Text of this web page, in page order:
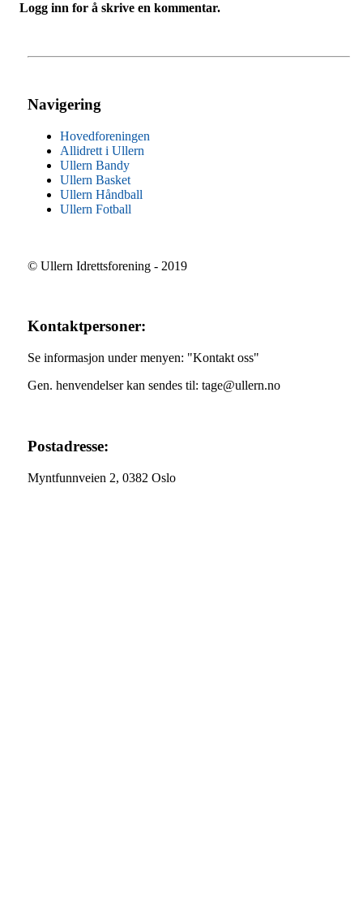
Logg inn for å skrive en kommentar.
Navigering
Hovedforeningen
Allidrett i Ullern
Ullern Bandy
Ullern Basket
Ullern Håndball
Ullern Fotball
© Ullern Idrettsforening - 2019
Kontaktpersoner:
Se informasjon under menyen: "Kontakt oss"
Gen. henvendelser kan sendes til: tage@ullern.no
Postadresse:
Myntfunnveien 2, 0382 Oslo